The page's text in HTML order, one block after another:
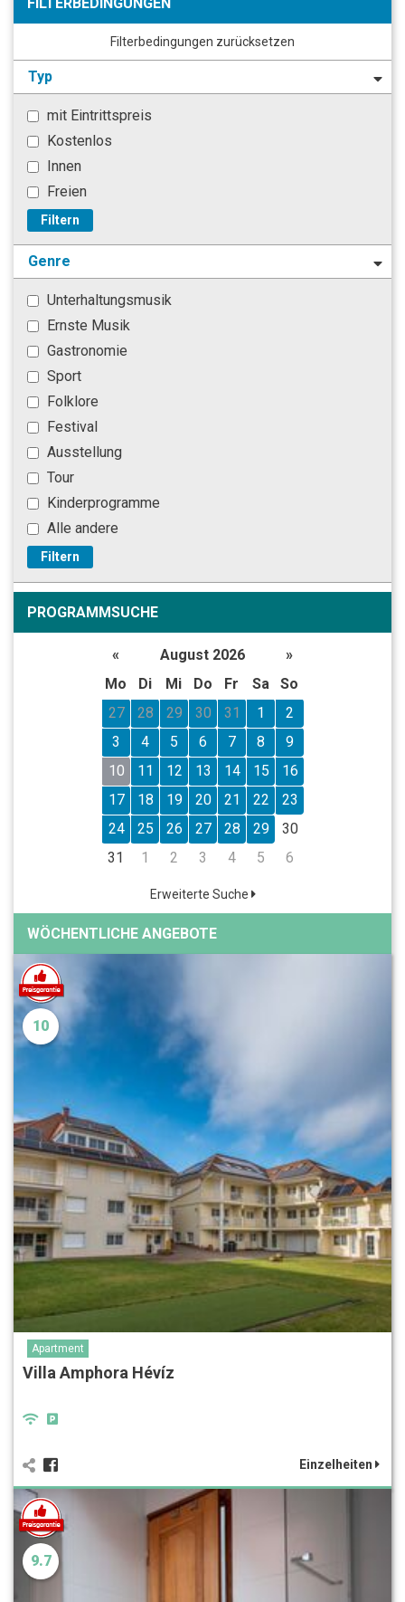
Filterbedingungen zurücksetzen
Typ
mit Eintrittspreis
Kostenlos
Innen
Freien
Filtern
Genre
Unterhaltungsmusik
Ernste Musik
Gastronomie
Sport
Folklore
Festival
Ausstellung
Tour
Kinderprogramme
Alle andere
Filtern
PROGRAMMSUCHE
« August 2026
»
Mo
Di Mi Do Fr Sa
So
27
28 29 30 31 1
2
3
4 5 6 7 8
9
10
11 12 13 14 15
16
17
18 19 20 21 22
23
24
25 26 27 28 29
30
31
1 2 3 4 5 6
Erweiterte Suche
WÖCHENTLICHE ANGEBOTE
10
Apartment
Villa Amphora Hévíz
Einzelheiten
9.7